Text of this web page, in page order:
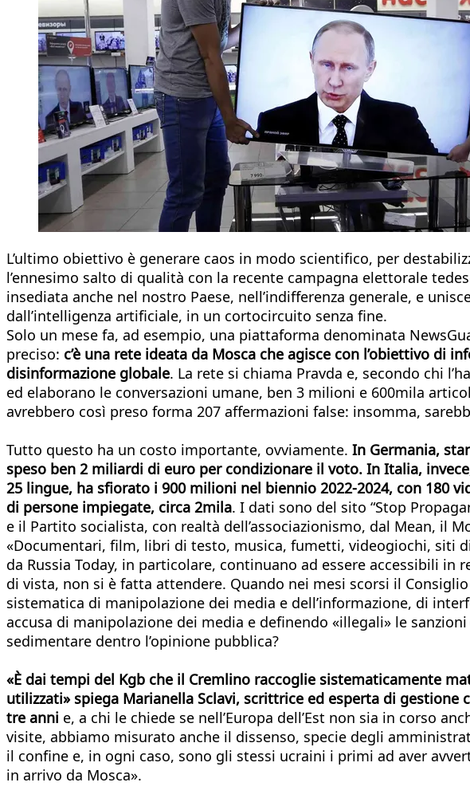
L’ultimo obiettivo è generare caos in modo scientifico, per
l’ennesimo salto di qualità con la recente campagna elettorale
insediata anche nel nostro Paese, nell’indifferenza generale, e
dall’intelligenza artificiale, in un cortocircuito senza fine.
Solo un mese fa, ad esempio, una piattaforma denominata
preciso: c’è una rete ideata da Mosca che agisce con l’obiettivo
disinformazione globale. La rete si chiama Pravda e, secondo chi
ed elaborano le conversazioni umane, ben 3 milioni e 600mila
avrebbero così preso forma 207 affermazioni false: insomma,
Tutto questo ha un costo importante, ovviamente. In Germania,
speso ben 2 miliardi di euro per condizionare il voto. In Italia,
25 lingue, ha sfiorato i 900 milioni nel biennio 2022-2024, con 180
di persone impiegate, circa 2mila. I dati sono del sito “Stop
e il Partito socialista, con realtà dell’associazionismo, dal Mean, il
«Documentari, film, libri di testo, musica, fumetti, videogiochi, siti
da Russia Today, in particolare, continuano ad essere accessibili
di vista, non si è fatta attendere. Quando nei mesi scorsi il
sistematica di manipolazione dei media e dell’informazione, di
accusa di manipolazione dei media e definendo «illegali» le
sedimentare dentro l’opinione pubblica?
«È dai tempi del Kgb che il Cremlino raccoglie sistematicamente
utilizzati» spiega Marianella Sclavi, scrittrice ed esperta di
tre anni e, a chi le chiede se nell’Europa dell’Est non sia in corso
visite, abbiamo misurato anche il dissenso, specie degli
il confine e, in ogni caso, sono gli stessi ucraini i primi ad aver
in arrivo da Mosca».